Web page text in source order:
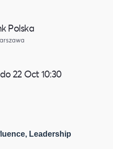
Polska
22 Oct 10:30
Leadership